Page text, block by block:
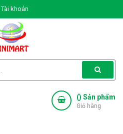
Tài khoản
() Sản phẩm
Giỏ hàng